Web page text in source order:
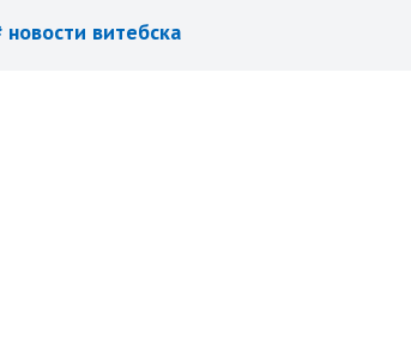
новости витебска